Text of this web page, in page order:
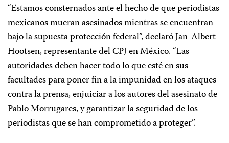
“Estamos consternados ante el hecho de que periodistas
mexicanos mueran asesinados mientras se encuentran
bajo la supuesta protección federal”, declaró Jan-Albert
Hootsen, representante del CPJ en México. “Las
autoridades deben hacer todo lo que esté en sus
facultades para poner fin a la impunidad en los ataques
contra la prensa, enjuiciar a los autores del asesinato de
Pablo Morrugares, y garantizar la seguridad de los
periodistas que se han comprometido a proteger”.